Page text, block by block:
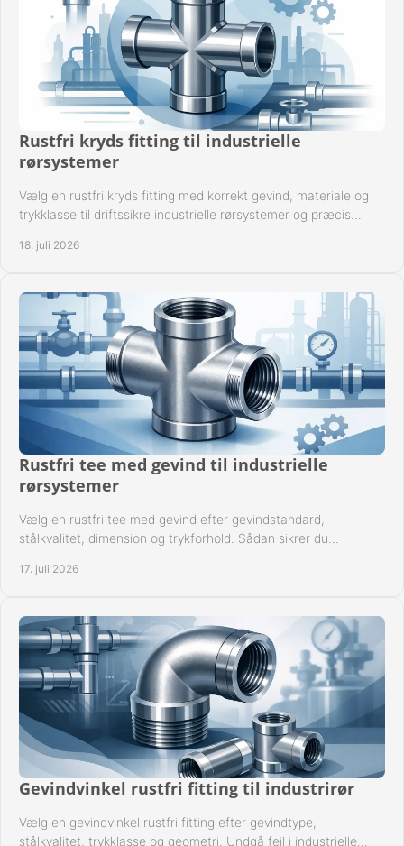
Rustfri kryds fitting til industrielle
rørsystemer
Vælg en rustfri kryds fitting med korrekt gevind, materiale og
trykklasse til driftssikre industrielle rørsystemer og præcis
18. juli 2026
Rustfri tee med gevind til industrielle
rørsystemer
Vælg en rustfri tee med gevind efter gevindstandard,
stålkvalitet, dimension og trykforhold. Sådan sikrer du
17. juli 2026
Gevindvinkel rustfri fitting til industrirør
Vælg en gevindvinkel rustfri fitting efter gevindtype,
stålkvalitet, trykklasse og geometri. Undgå fejl i industrielle